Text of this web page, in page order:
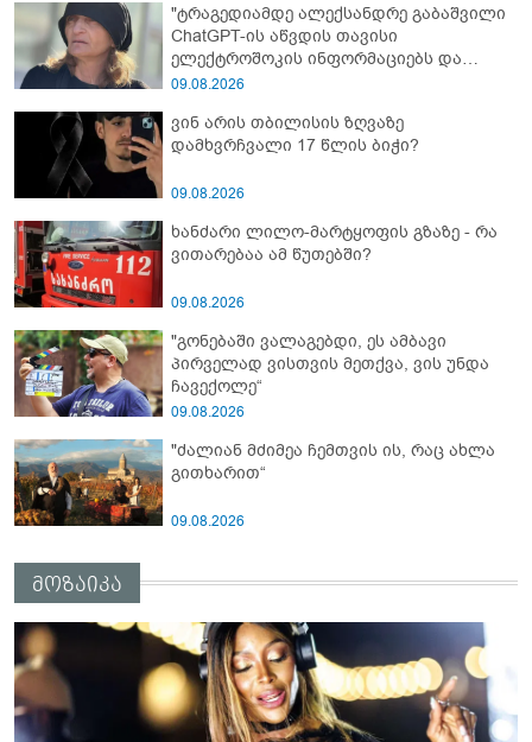
"ტრაგედიამდე ალექსანდრე გაბაშვილი
ChatGPT-ის აწვდის თავისი
ელექტროშოკის ინფორმაციებს და
ეუბნება: გათიშავს თუ არა პიროვნებას,
გიგა ავალიანის დედა
09.08.2026
ვინ არის თბილისის ზღვაზე
დამხვრჩვალი 17 წლის ბიჭი?
09.08.2026
ხანძარი ლილო-მარტყოფის გზაზე - რა
ვითარებაა ამ წუთებში?
09.08.2026
"გონებაში ვალაგებდი, ეს ამბავი
პირველად ვისთვის მეთქვა, ვის უნდა
ჩავექოლე“
09.08.2026
"ძალიან მძიმეა ჩემთვის ის, რაც ახლა
გითხარით“
09.08.2026
მოზაიკა